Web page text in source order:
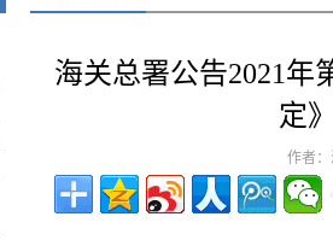
海关总署公告2021年
定
作者